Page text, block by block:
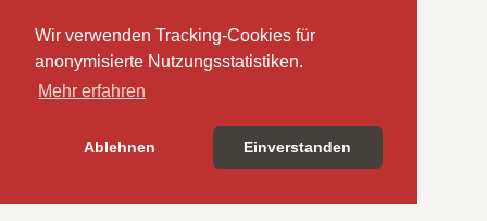
Wir verwenden Tracking-Cookies für
anonymisierte Nutzungsstatistiken.
Mehr erfahren
Ablehnen Einverstanden